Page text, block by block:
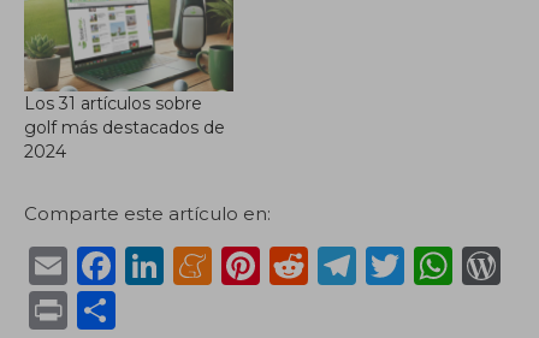
Los 31 artículos sobre
golf más destacados de
2024
Comparte este artículo en:
E
m
F
Li M Pi R
T
T
W
P